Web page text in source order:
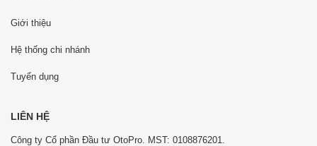
Giới thiệu
Hệ thống chi nhánh
Tuyển dụng
LIÊN HỆ
Công ty Cổ phần Đầu tư OtoPro. MST: 0108876201.